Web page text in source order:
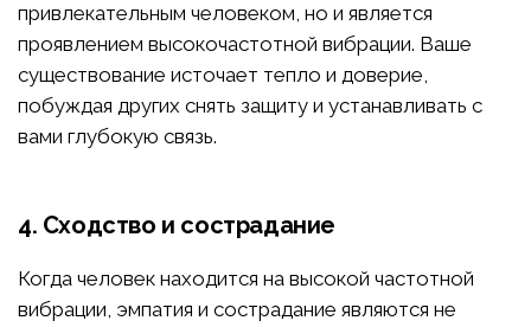
привлекательным человеком, но и является
проявлением высокочастотной вибрации. Ваше
существование источает тепло и доверие,
побуждая других снять защиту и устанавливать с
вами глубокую связь.
4. Сходство и сострадание
Когда человек находится на высокой частотной
вибрации, эмпатия и сострадание являются не